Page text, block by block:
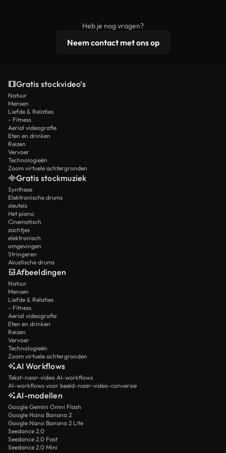
licentiebescherming omvat.
Heb je nog vragen?
Neem contact met ons op
Gratis stockvideo’s
Natuur
Mensen
Liefde & Relaties
- Fitness
Aerial videografie
Eten en drinken
Reizen
Vervoer
Technologieën
Zoom virtuele achtergronden
Gratis stockmuziek
Synthese
Elektronische drums
sleutels
Het piano
Cinematisch
zachtjes
elektronisch
omgevingen
Stringeren
Akustische drums
Afbeeldingen
Natuur
Mensen
Liefde & Relaties
- Fitness
Aerial videografie
Eten en drinken
Reizen
Vervoer
Technologieën
Zoom virtuele achtergronden
AI Workflows
Tekst-naar-video AI-workflows
AI-workflows voor beeld-naar-video-conversie
AI-modellen
Google Gemini Omni Flash
Google Nano Banana 2
Google Nano Banana 2 Lite
Seedance 2.0
Seedance 2.0 Fast
Seedance 2.0 Mini